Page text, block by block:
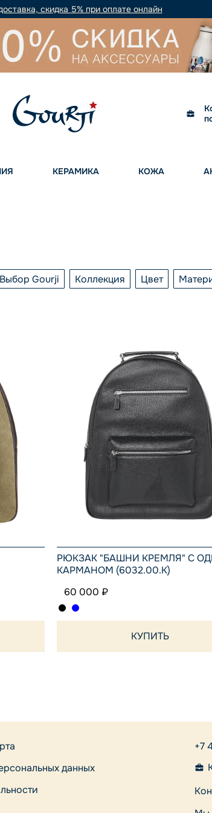
скидка 5% при оплате онлайн
КЕРАМИКА КОЖА
Выбор Gourji
По возрастанию цены
По убыванию цены
Коллекция
Безусловные знаки
ПОКАЗАТЬ
Цвет
синий
хаки
черный
РЮКЗАК "БАШНИ КРЕМЛЯ" С
КАРМАНОМ (6032.00.K)
60 000 ₽
КУПИТЬ
данных
+7